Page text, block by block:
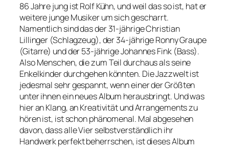
86 Jahre jung ist Rolf Kühn, und weil das so ist, hat er
weitere junge Musiker um sich gescharrt.
Namentlich sind das der 31-jährige Christian
Lillinger (Schlagzeug), der 34-jährige Ronny Graupe
(Gitarre) und der 53-jährige Johannes Fink (Bass).
Also Menschen, die zum Teil durchaus als seine
Enkelkinder durchgehen könnten. Die Jazzwelt ist
jedesmal sehr gespannt, wenn einer der Größten
unter ihnen ein neues Album herausbringt. Und was
hier an Klang, an Kreativität und Arrangements zu
hören ist, ist schon phänomenal. Mal abgesehen
davon, dass alle Vier selbstverständlich ihr
Handwerk perfekt beherrschen, ist dieses Album